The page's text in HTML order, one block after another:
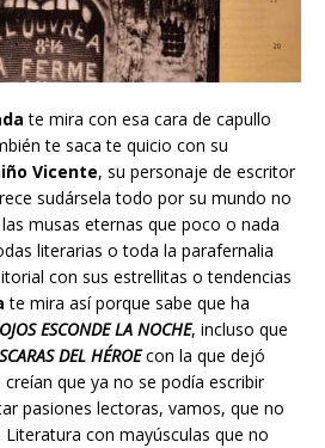
te mira con esa cara de capullo
te saca te quicio con su
Vicente, su personaje de escritor
sudársela todo por su mundo no
musas eternas que poco o nada
literarias o toda la parafernalia
con sus estrellitas o tendencias
te mira así porque sabe que ha
ESCONDE LA NOCHE, incluso que
DEL HÉROE con la que dejó
que ya no se podía escribir
pasiones lectoras, vamos, que no
con mayúsculas que no